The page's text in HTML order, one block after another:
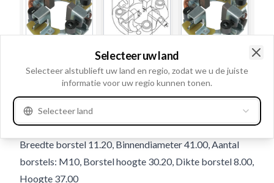
Details en beschrijving
Volt 24, Veer Met, Lengte borsteldraad 25.00, Borstel:
Met, Lengte borstel 18.00, Buitendiameter 81.00,
Breedte borstel 11.20, Binnendiameter 41.00, Aantal
borstels: M10, Borstel hoogte 30.20, Dikte borstel 8.00,
Hoogte 37.00
Selecteer uw land
Selecteer alstublieft uw land en regio, zodat we u de juiste
informatie voor uw regio kunnen tonen.
Selecteer land